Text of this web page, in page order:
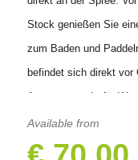
Stock genießen Sie
zum Baden und
befindet sich direkt vor
Ausgangspunkt für
(Spreeradweg) und
Bahnhof Hangelsberg
Available from